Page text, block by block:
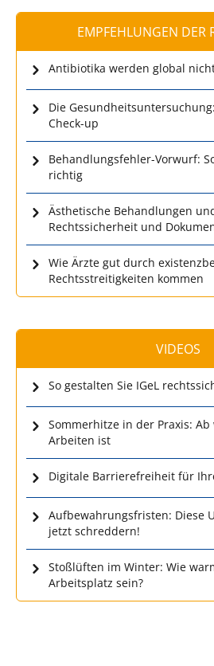
EMPFEHLUNGEN DER
Antibiotika werden global
Die
Check-up
Behandlungsfehler-Vorwurf:
richtig
Ästhetische Behandlungen
Rechtssicherheit und
Wie Ärzte gut durch
Rechtsstreitigkeiten kommen
VIDEOS
So gestalten Sie IGeL
Sommerhitze in der Praxis:
Arbeiten ist
Digitale Barrierefreiheit für
Aufbewahrungsfristen: Diese
jetzt schreddern!
Stoßlüften im Winter: Wie
Arbeitsplatz sein?